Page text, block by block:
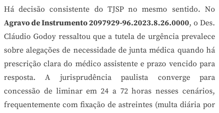
Há decisão consistente do TJSP no mesmo sentido. No
Agravo de Instrumento 2097929-96.2023.8.26.0000, o Des.
Cláudio Godoy ressaltou que a tutela de urgência prevalece
sobre alegações de necessidade de junta médica quando há
prescrição clara do médico assistente e prazo vencido para
resposta. A jurisprudência paulista converge para
concessão de liminar em 24 a 72 horas nesses cenários,
frequentemente com fixação de astreintes (multa diária por